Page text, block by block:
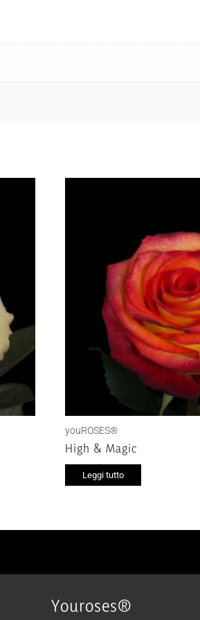
youROSES®
High & Magic
Leggi tutto
Youroses®